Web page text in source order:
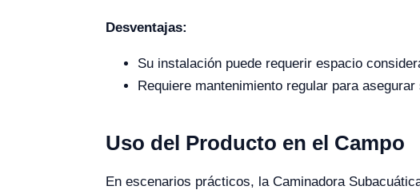
Desventajas:
Su instalación puede requerir espacio
Requiere mantenimiento regular para
Uso del Producto en el Campo
En escenarios prácticos, la Caminadora